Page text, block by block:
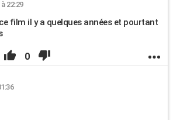
22:29
film il y a quelques années et pourtant
0